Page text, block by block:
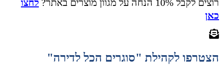
רוצים לקבל 10% הנחה על מגוון מוצרים באתר?
לחצו
כאן
הצטרפו לקהילת "סוגרים הכל לדירה"